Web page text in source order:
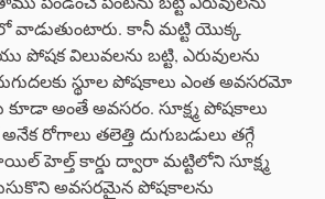
వాడుతుంటారు. కానీ మట్టి యొక్క
పోషక విలువలను బట్టి, ఎరువులను
స్థూల పోషకాలు ఎంత అవసరమో
కూడా అంతే అవసరం. సూక్ష్మ పోషకాలు
రోగాలు తలెత్తి దుగుబడులు తగ్గే
హెల్త్ కార్డు ద్వారా మట్టిలోని సూక్ష్మ
అవసరమైన పోషకాలను